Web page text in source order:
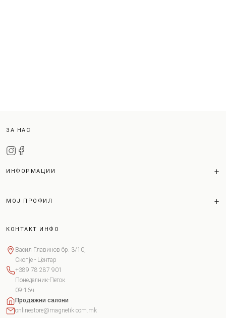
ЗА НАС
ИНФОРМАЦИИ
МОЈ ПРОФИЛ
КОНТАКТ ИНФО
Васил Главинов бр. 3/10,
Скопје - Центар
+389 78 287 901
Понеделник-Петок
09-16ч
Продажни салони
onlinestore@magnetik.com.mk